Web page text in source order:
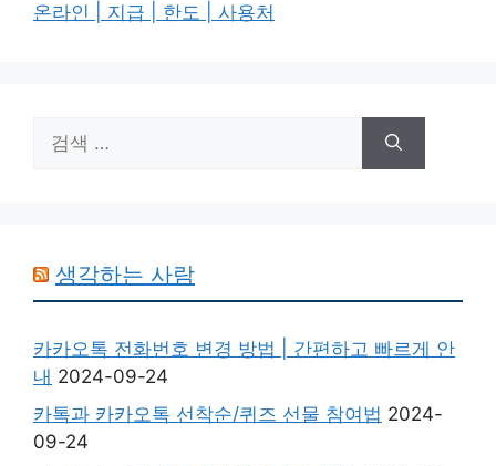
온라인 | 지급 | 한도 | 사용처
색:
생각하는 사람
카카오톡 전화번호 변경 방법 | 간편하고 빠르게 안
내 2024-09-24
카톡과 카카오톡 선착순/퀴즈 선물 참여법 2024-
09-24